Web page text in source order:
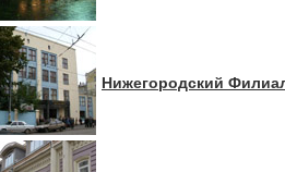
Нижегородский